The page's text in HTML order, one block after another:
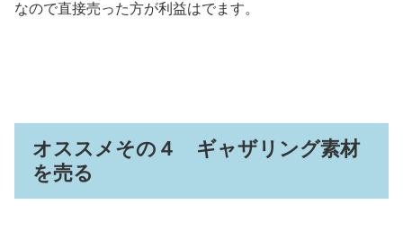
なので直接売った方が利益はでます。
オススメその４ ギャザリング素材
を売る